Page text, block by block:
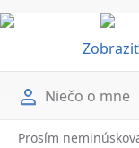
Niečo o mne
Prosím